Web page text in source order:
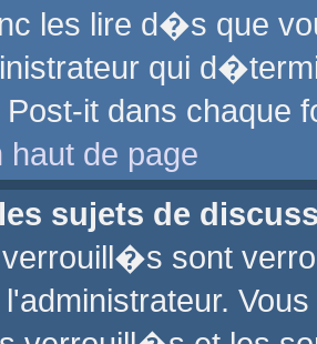
les lire d�s que
qui
it dans chaque
haut de page
sujets de
verrouill�s sont